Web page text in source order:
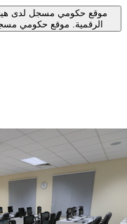
موقع حكومي مسجل لدى
الرقمية. موقع حكومي